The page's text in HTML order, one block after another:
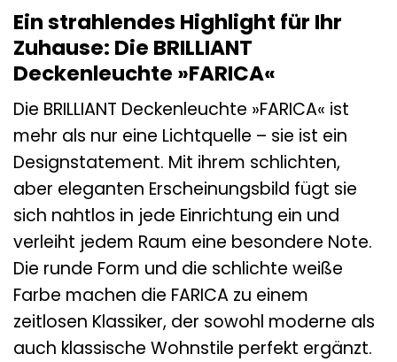
Ein strahlendes Highlight für Ihr
Zuhause: Die BRILLIANT
Deckenleuchte »FARICA«
Die BRILLIANT Deckenleuchte »FARICA« ist
mehr als nur eine Lichtquelle – sie ist ein
Designstatement. Mit ihrem schlichten,
aber eleganten Erscheinungsbild fügt sie
sich nahtlos in jede Einrichtung ein und
verleiht jedem Raum eine besondere Note.
Die runde Form und die schlichte weiße
Farbe machen die FARICA zu einem
zeitlosen Klassiker, der sowohl moderne als
auch klassische Wohnstile perfekt ergänzt.